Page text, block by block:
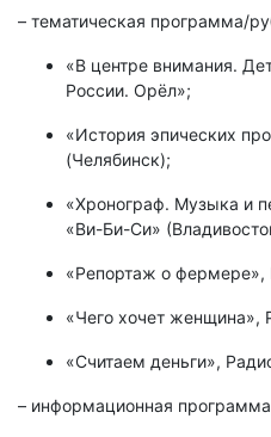
– тематическая программа/
«В центре внимания.
России. Орёл»;
«История эпических
(Челябинск);
«Хронограф. Музыка и
«Ви-Би-Си»
«Репортаж о
«Чего хочет женщина»,
«Считаем деньги»,
– информационная